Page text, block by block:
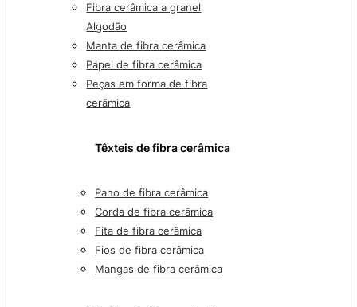
Fibra cerâmica a granel
Algodão
Manta de fibra cerâmica
Papel de fibra cerâmica
Peças em forma de fibra
cerâmica
Têxteis de fibra cerâmica
Pano de fibra cerâmica
Corda de fibra cerâmica
Fita de fibra cerâmica
Fios de fibra cerâmica
Mangas de fibra cerâmica